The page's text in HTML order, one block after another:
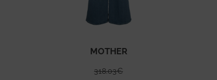
MOTHER
318.03€